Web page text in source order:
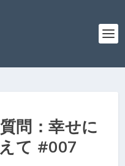
問：幸せに
て #007